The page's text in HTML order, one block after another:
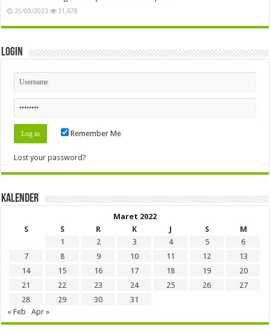
25/09/2023 31,678
Login
Remember Me
Lost your password?
Kalender
Maret 2022
S
S R K J S
M
1
2 3 4 5
6
7
8 9 10 11 12
13
14
15 16 17 18 19
20
21
22 23 24 25 26
27
28
29 30
31
« Feb
Apr »